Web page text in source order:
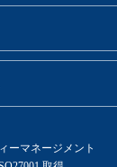
ーマネージメント